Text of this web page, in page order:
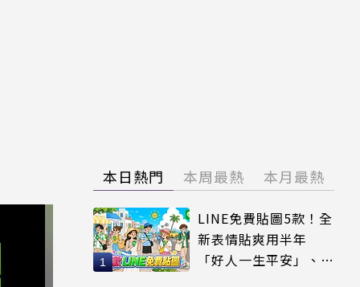
本日熱門 本周最熱 本月最熱
LINE免費貼圖5款！全
新表情貼爽用半年
「好人一生平安」、